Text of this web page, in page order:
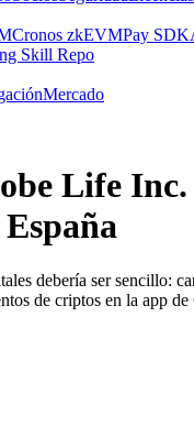
Cronos zkEVMPay SDK
Skill Repo
Mercado
Life
debería ser sencillo:
de criptos en la app